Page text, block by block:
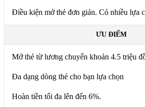
Điều kiện mở thẻ đơn giản. Có nhiều lựa
ƯU ĐIỂM
Mở thẻ từ lương chuyển khoản 4.5 triệu
Đa dạng dòng thẻ cho bạn lựa chọn
Hoàn tiền tối đa lên đến 6%.